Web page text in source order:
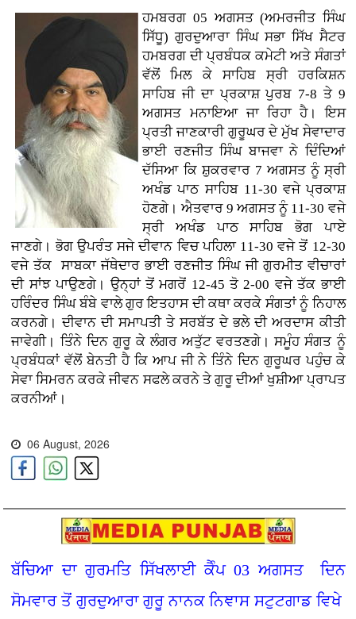
ਹਮਬਰਗ 05 ਅਗਸਤ (ਅਮਰਜੀਤ ਸਿੰਘ
ਸਿੱਧੂ) ਗੁਰਦੁਆਰਾ ਸਿੰਘ ਸਭਾ ਸਿੱਖ ਸੈਟਰ
ਹਮਬਰਗ ਦੀ ਪ੍ਰਬੰਧਕ ਕਮੇਟੀ ਅਤੇ ਸੰਗਤਾਂ
ਵੱਲੋਂ ਮਿਲ ਕੇ ਸਾਹਿਬ ਸ੍ਰੀ ਹਰਕਿਸ਼ਨ
ਸਾਹਿਬ ਜੀ ਦਾ ਪ੍ਰਕਾਸ਼ ਪੁਰਬ 7-8 ਤੇ 9
ਅਗਸਤ ਮਨਾਇਆ ਜਾ ਰਿਹਾ ਹੈ। ਇਸ
ਪ੍ਰਤੀ ਜਾਣਕਾਰੀ ਗੁਰੂਘਰ ਦੇ ਮੁੱਖ ਸੇਵਾਦਾਰ
ਭਾਈ ਰਣਜੀਤ ਸਿੰਘ ਬਾਜਵਾ ਨੇ ਦਿੰਦਿਆਂ
ਦੱਸਿਆ ਕਿ ਸ਼ੁਕਰਵਾਰ 7 ਅਗਸਤ ਨੂੰ ਸ੍ਰੀ
ਅਖੰਡ ਪਾਠ ਸਾਹਿਬ 11-30 ਵਜੇ ਪ੍ਰਕਾਸ਼
ਹੋਣਗੇ। ਐਤਵਾਰ 9 ਅਗਸਤ ਨੂੰ 11-30 ਵਜੇ
ਸ੍ਰੀ ਅਖੰਡ ਪਾਠ ਸਾਹਿਬ ਭੋਗ ਪਾਏ
ਜਾਣਗੇ। ਭੋਗ ਉਪਰੰਤ ਸਜੇ ਦੀਵਾਨ ਵਿਚ ਪਹਿਲਾ 11-30 ਵਜੇ ਤੋਂ 12-30
ਵਜੇ ਤੱਕ ਸਾਬਕਾ ਜੱਥੇਦਾਰ ਭਾਈ ਰਣਜੀਤ ਸਿੰਘ ਜੀ ਗੁਰਮੀਤ ਵੀਚਾਰਾਂ
ਦੀ ਸਾਂਝ ਪਾਉਣਗੇ। ਉਨ੍ਹਾਂ ਤੋਂ ਮਗਰੋਂ 12-45 ਤੋ 2-00 ਵਜੇ ਤੱਕ ਭਾਈ
ਹਰਿੰਦਰ ਸਿੰਘ ਬੰਬੇ ਵਾਲੇ ਗੁਰ ਇਤਹਾਸ ਦੀ ਕਥਾ ਕਰਕੇ ਸੰਗਤਾਂ ਨੂੰ ਨਿਹਾਲ
ਕਰਨਗੇ। ਦੀਵਾਨ ਦੀ ਸਮਾਪਤੀ ਤੇ ਸਰਬੱਤ ਦੇ ਭਲੇ ਦੀ ਅਰਦਾਸ ਕੀਤੀ
ਜਾਵੇਗੀ। ਤਿੰਨੇ ਦਿਨ ਗੁਰੂ ਕੇ ਲੰਗਰ ਅਤੁੱਟ ਵਰਤਣਗੇ। ਸਮੂੰਹ ਸੰਗਤ ਨੂੰ
ਪ੍ਰਬੰਧਕਾਂ ਵੱਲੋਂ ਬੇਨਤੀ ਹੈ ਕਿ ਆਪ ਜੀ ਨੇ ਤਿੰਨੇ ਦਿਨ ਗੁਰੂਘਰ ਪਹੁੰਚ ਕੇ
ਸੇਵਾ ਸਿਮਰਨ ਕਰਕੇ ਜੀਵਨ ਸਫਲੇ ਕਰਨੇ ਤੇ ਗੁਰੂ ਦੀਆਂ ਖੁਸ਼ੀਆ ਪ੍ਰਾਪਤ
ਕਰਨੀਆਂ।
06 August, 2026
ਬੱਚਿਆ ਦਾ ਗੁਰਮਤਿ ਸਿੱਖਲਾਈ ਕੈੰਪ 03 ਅਗਸਤ ਦਿਨ
ਸੋਮਵਾਰ ਤੋਂ ਗੁਰਦੁਆਰਾ ਗੁਰੂ ਨਾਨਕ ਨਿਞਾਸ ਸਟੁਟਗਾਡ ਵਿਖੇ